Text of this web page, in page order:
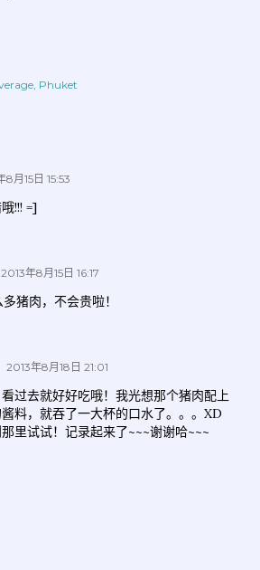
Phuket
8月15日 15:53
!!! =]
2013年8月15日 16:17
猪肉，不会贵啦！
2013年8月18日 21:01
过去就好好吃哦！我光想那个猪肉配上
料，就吞了一大杯的口水了。。。XD
里试试！记录起来了~~~谢谢哈~~~